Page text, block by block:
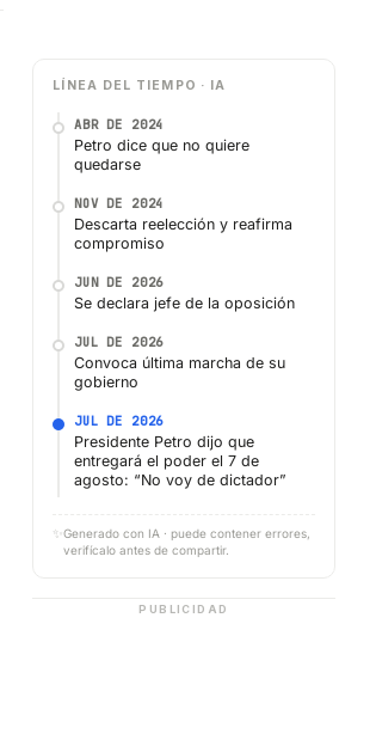
LÍNEA DEL TIEMPO · IA
ABR DE 2024
Petro dice que no quiere
quedarse
NOV DE 2024
Descarta reelección y reafirma
compromiso
JUN DE 2026
Se declara jefe de la oposición
JUL DE 2026
Convoca última marcha de su
gobierno
JUL DE 2026
Presidente Petro dijo que
entregará el poder el 7 de
agosto: “No voy de dictador”
✨ Generado con IA · puede contener errores,
verifícalo antes de compartir.
PUBLICIDAD